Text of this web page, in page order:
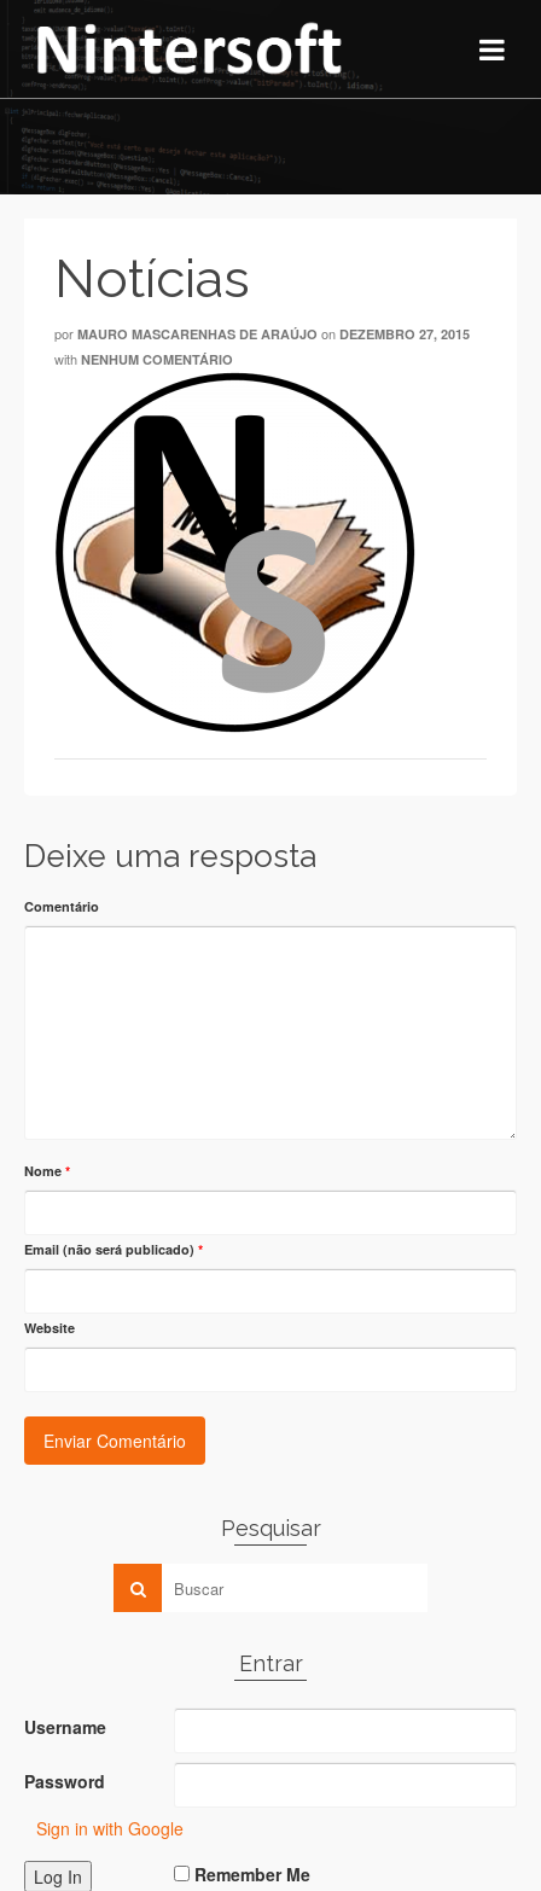
Notícias
por MAURO MASCARENHAS DE ARAÚJO on DEZEMBRO 27, 2015
with NENHUM COMENTÁRIO
Deixe uma resposta
Comentário
Nome *
Email (não será publicado) *
Website
Pesquisar
Entrar
Username
Password
Sign in with Google
Remember Me